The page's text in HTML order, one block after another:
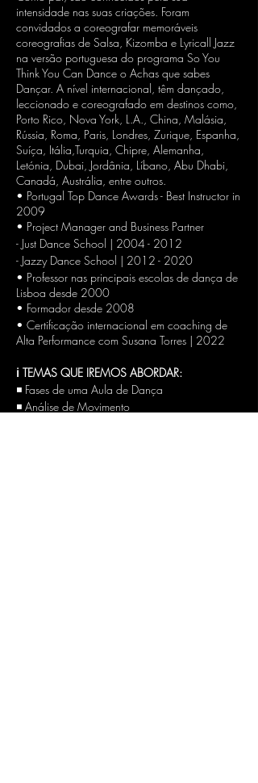
intensidade nas suas criações. Foram
convidados a coreografar memoráveis
coreografias de Salsa, Kizomba e Lyricall Jazz
na versão portuguesa do programa So You
Think You Can Dance o Achas que sabes
Dançar. A nível internacional, têm dançado,
leccionado e coreografado em destinos como,
Porto Rico, Nova York, L.A., China, Malásia,
Rússia, Roma, Paris, Londres, Zurique, Espanha,
Suíça, Itália,Turquia, Chipre, Alemanha,
Letónia, Dubai, Jordânia, Líbano, Abu Dhabi,
Canadá, Austrália, entre outros.
• Portugal Top Dance Awards - Best Instructor in
2009
• Project Manager and Business Partner
- Just Dance School | 2004 - 2012
- Jazzy Dance School | 2012 - 2020
• Professor nas principais escolas de dança de
Lisboa desde 2000
• Formador desde 2008
• Certificação internacional em coaching de
Alta Performance com Susana Torres | 2022
ℹ TEMAS QUE IREMOS ABORDAR:
◾ Fases de uma Aula de Dança
◾ Análise de Movimento